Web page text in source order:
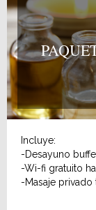
de baño.)
Consulta
Incluye:
-Desayuno
-Wi-fi gratuito
-Masaje